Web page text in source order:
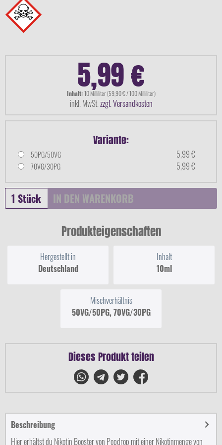
5,99 €
Inhalt:10 Milliliter (59,90 € / 100 Milliliter)
inkl. MwSt.zzgl. Versandkosten
Variante:
50PG/50VG 5,99 €
70VG/30PG 5,99 €
IN DEN WARENKORB
Produkteigenschaften
Hergestellt in
Deutschland
Inhalt
10ml
Mischverhältnis
50VG/50PG, 70VG/30PG
Dieses Produkt teilen
Beschreibung
Hier erhältst du Nikotin Booster von Popdrop mit einer Nikotinmenge von